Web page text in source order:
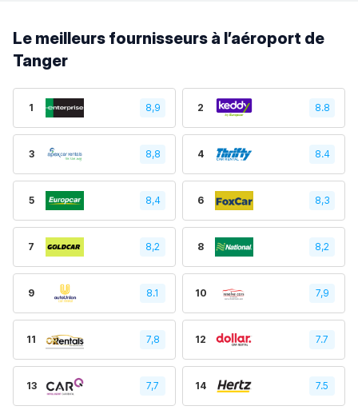
Le meilleurs fournisseurs à l’aéroport de
Tanger
1 8,9 2 8.8
3 8,8 4 8.4
5 8,4 6 8,3
7 8,2 8 8,2
9 8.1 10 7,9
11 7,8 12 7.7
13 7,7 14 7.5